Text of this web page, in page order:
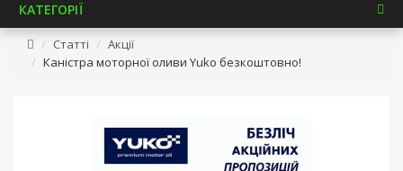
КАТЕГОРІЇ
Статті
Акції
Каністра моторної оливи Yuko безкоштовно!